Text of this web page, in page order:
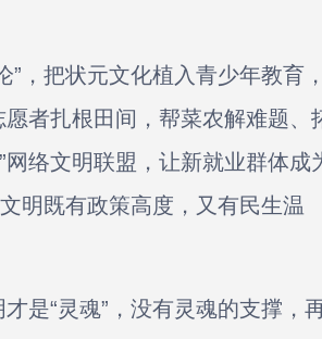
，把状元文化植入青少年教育
者扎根田间，帮菜农解难题、
络文明联盟，让新就业群体成
明既有政策高度，又有民生温
是“灵魂”，没有灵魂的支撑，